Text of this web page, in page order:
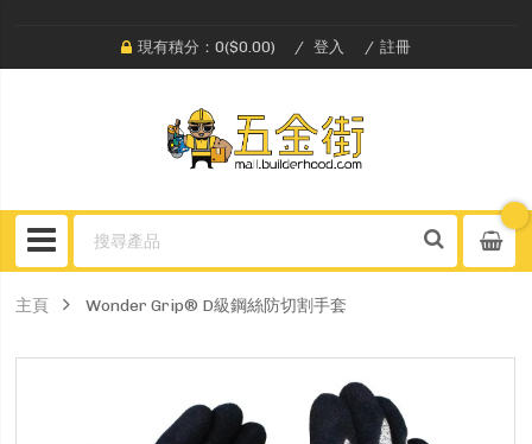
現有積分：0($0.00) 登入 註冊
主頁 Wonder Grip® D級鋼絲防切割手套